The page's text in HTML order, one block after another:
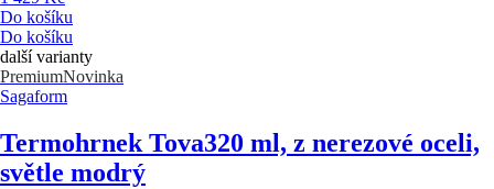
Do košíku
Do košíku
další varianty
PremiumNovinka
Sagaform
Termohrnek Tova320 ml, z nerezové oceli,
světle modrý